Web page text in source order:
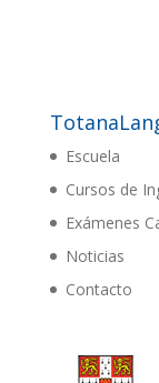
Escuela
Cursos de
Exámenes
Noticias
Contacto